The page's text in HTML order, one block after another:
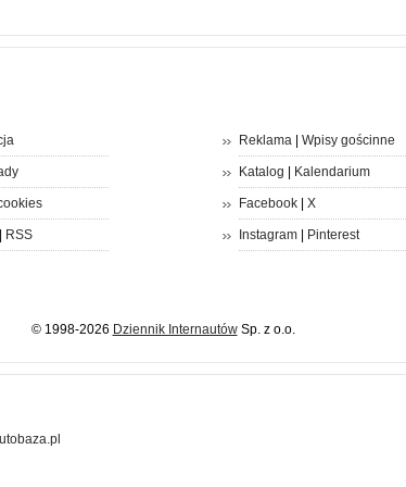
RSS
Reklama| Wpisy gościnne
Katalog Kalendarium
Facebook| X
Instagram| Pinterest
© 1998-2026 Dziennik InternautówSp. z o.o.